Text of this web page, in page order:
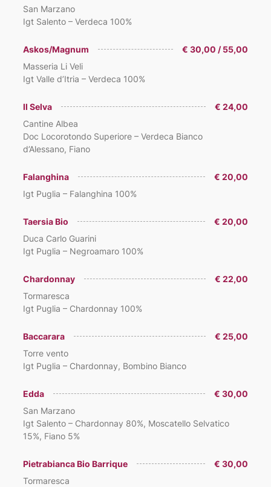
San Marzano
Igt Salento – Verdeca 100%
Askos/Magnum
€ 30,00 / 55,00
Masseria Li Veli
Igt Valle d’Itria – Verdeca 100%
Il Selva
€ 24,00
Cantine Albea
Doc Locorotondo Superiore – Verdeca Bianco
d’Alessano, Fiano
Falanghina
€ 20,00
Igt Puglia – Falanghina 100%
Taersia Bio
€ 20,00
Duca Carlo Guarini
Igt Puglia – Negroamaro 100%
Chardonnay
€ 22,00
Tormaresca
Igt Puglia – Chardonnay 100%
Baccarara
€ 25,00
Torre vento
Igt Puglia – Chardonnay, Bombino Bianco
Edda
€ 30,00
San Marzano
Igt Salento – Chardonnay 80%, Moscatello Selvatico
15%, Fiano 5%
Pietrabianca Bio Barrique
€ 30,00
Tormaresca